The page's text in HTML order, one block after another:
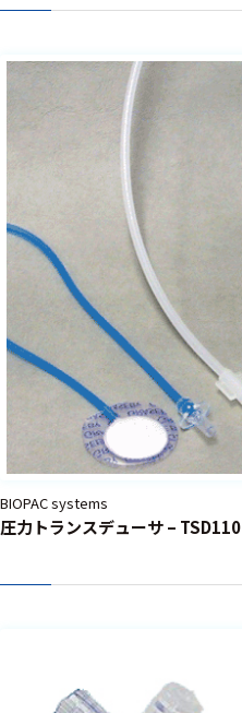
BIOPAC systems
圧力トランスデューサ – TSD110